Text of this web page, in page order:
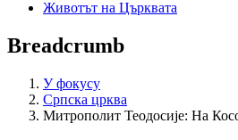
Животът на Църквата
Breadcrumb
У фокусу
Српска црква
Митрополит Теодосије: На